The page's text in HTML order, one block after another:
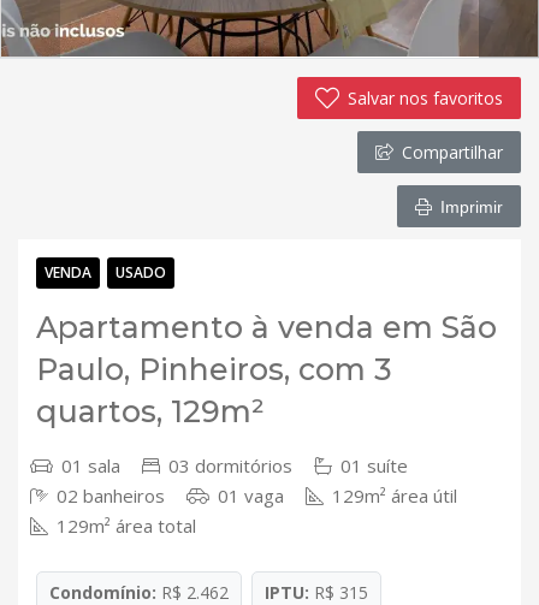
Salvar nos favoritos
Compartilhar
Imprimir
VENDA USADO
Apartamento à venda em São
Paulo, Pinheiros, com 3
quartos, 129m²
01 sala 03 dormitórios
01 suíte
02 banheiros
01 vaga
129m² área útil
129m² área total
Condomínio: R$ 2.462 IPTU: R$ 315